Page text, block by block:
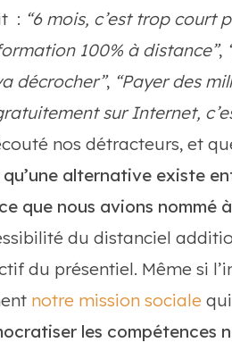
: “6 mois, c’est trop court
100% à distance”,
décrocher”, “Payer des
sur Internet,
nos détracteurs, et
alternative existe
que nous avions nommé
du distanciel
du présentiel. Même si
notre mission socialequi
les compétences